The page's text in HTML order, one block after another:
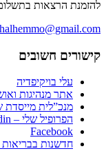
הרצאות בתשלום
חשובים
עלי בויקיפדיה
אתר מנהיגות ואושר
מנכ”לית מייסדת של
הפרופיל שלי – Linkedin
Facebook
חדשנות בבריאות